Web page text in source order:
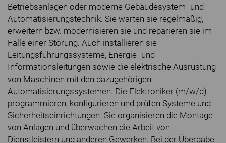
Betriebsanlagen oder moderne Gebäudesystem- und
Automatisierungstechnik. Sie warten sie regelmäßig,
erweitern bzw. modernisieren sie und reparieren sie im
Falle einer Störung. Auch installieren sie
Leitungsführungssysteme, Energie- und
Informationsleitungen sowie die elektrische Ausrüstung
von Maschinen mit den dazugehörigen
Automatisierungssystemen. Die Elektroniker (m/w/d)
programmieren, konfigurieren und prüfen Systeme und
Sicherheitseinrichtungen. Sie organisieren die Montage
von Anlagen und überwachen die Arbeit von
Dienstleistern und anderen Gewerken. Bei der Übergabe